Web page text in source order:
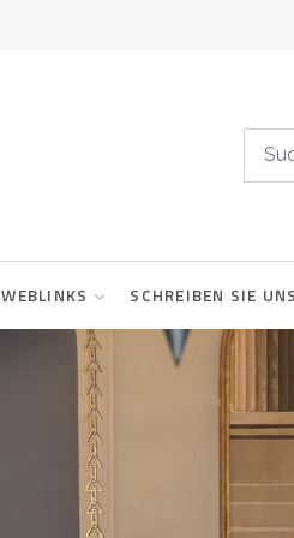
WEBLINKS SCHREIBEN SIE